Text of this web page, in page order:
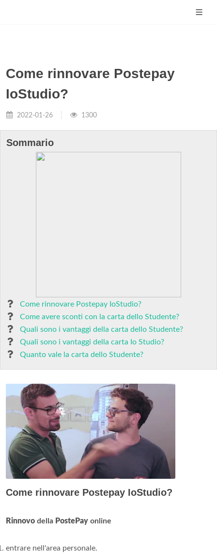
Come rinnovare Postepay
IoStudio?
2022-01-26 1300
Sommario
Come rinnovare Postepay IoStudio?
Come avere sconti con la carta dello Studente?
Quali sono i vantaggi della carta dello Studente?
Quali sono i vantaggi della carta Io Studio?
Quanto vale la carta dello Studente?
Come rinnovare Postepay IoStudio?
Rinnovo della PostePay online
entrare nell'area personale.